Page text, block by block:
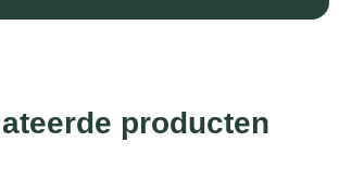
producten